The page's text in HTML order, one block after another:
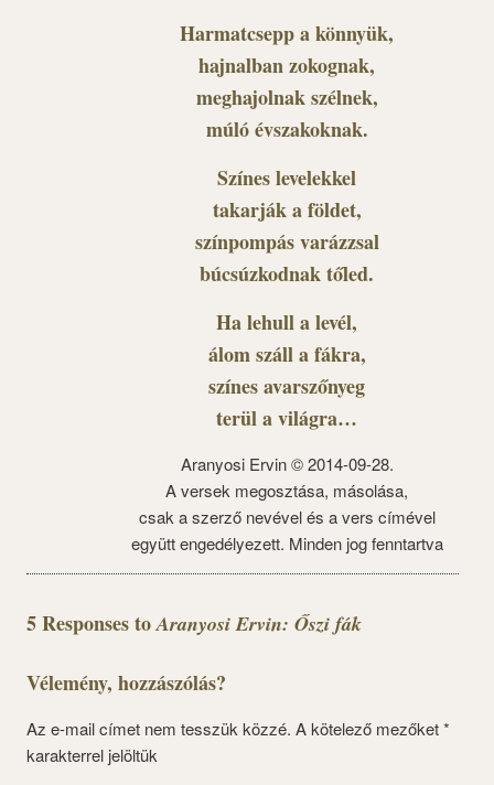
Harmatcsepp a könnyük,
hajnalban zokognak,
meghajolnak szélnek,
múló évszakoknak.
Színes levelekkel
takarják a földet,
színpompás varázzsal
búcsúzkodnak tőled.
Ha lehull a levél,
álom száll a fákra,
színes avarszőnyeg
terül a világra…
Aranyosi Ervin © 2014-09-28.
A versek megosztása, másolása,
csak a szerző nevével és a vers címével
együtt engedélyezett. Minden jog fenntartva
5 Responses toAranyosi Ervin: Őszi fák
Vélemény, hozzászólás?
Az e-mail címet nem tesszük közzé. A kötelező mezőket*
karakterrel jelöltük